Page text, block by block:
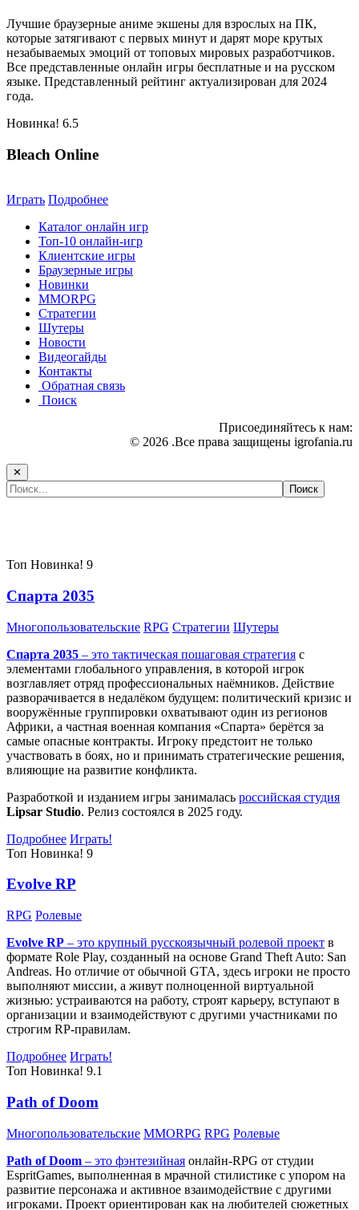
Лучшие браузерные аниме экшены для взрослых на ПК,
которые затягивают с первых минут и дарят море крутых
незабываемых эмоций от топовых мировых разработчиков.
Все представленные онлайн игры бесплатные и на русском
языке. Представленный рейтинг актуализирован для 2024
года.
Новинка! 6.5
Bleach Online
Играть Подробнее
Каталог онлайн игр
Топ-10 онлайн-игр
Клиентские игры
Браузерные игры
Новинки
MMORPG
Стратегии
Шутеры
Новости
Видеогайды
Контакты
Обратная связь
Поиск
Присоединяйтесь к нам:
© 2026 .Все права защищены igrofania.ru
✕
Топ Новинка! 9
Спарта 2035
Многопользовательские RPG Стратегии Шутеры
Спарта 2035 – это тактическая пошаговая стратегия с
элементами глобального управления, в которой игрок
возглавляет отряд профессиональных наёмников. Действие
разворачивается в недалёком будущем: политический кризис и
вооружённые группировки охватывают один из регионов
Африки, а частная военная компания «Спарта» берётся за
самые опасные контракты. Игроку предстоит не только
участвовать в боях, но и принимать стратегические решения,
влияющие на развитие конфликта.
Разработкой и изданием игры занималась российская студия
Lipsar Studio. Релиз состоялся в 2025 году.
Подробнее Играть!
Топ Новинка! 9
Evolve RP
RPG Ролевые
Evolve RP – это крупный русскоязычный ролевой проект в
формате Role Play, созданный на основе Grand Theft Auto: San
Andreas. Но отличие от обычной GTA, здесь игроки не просто
выполняют миссии, а живут полноценной виртуальной
жизнью: устраиваются на работу, строят карьеру, вступают в
организации и взаимодействуют с другими участниками по
строгим RP-правилам.
Подробнее Играть!
Топ Новинка! 9.1
Path of Doom
Многопользовательские MMORPG RPG Ролевые
Path of Doom – это фэнтезийная онлайн-RPG от студии
EspritGames, выполненная в мрачной стилистике с упором на
развитие персонажа и активное взаимодействие с другими
игроками. Проект ориентирован как на любителей сюжетных